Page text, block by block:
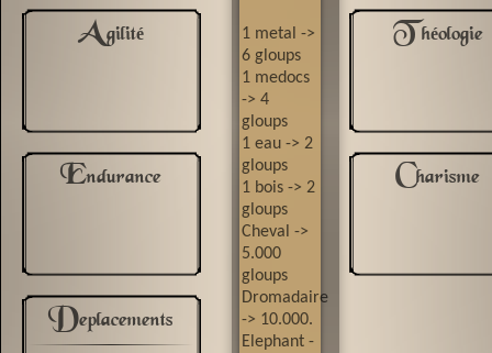
Agilité
Endurance
Deplacements
1 metal ->
6 gloups
1 medocs
-> 4
gloups
1 eau -> 2
gloups
1 bois -> 2
gloups
Cheval ->
5.000
gloups
Dromadaire
-> 10.000.
Elephant -
T héologie
Charisme